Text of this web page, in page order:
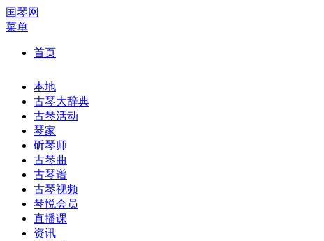
国琴网
菜单
首页
本地
古琴大辞典
古琴活动
琴家
斫琴师
古琴曲
古琴谱
古琴视频
琴悦会员
直播课
资讯